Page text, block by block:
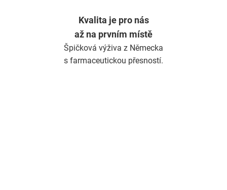
p
i
s
u
Kvalita je pro nás
až na prvním místě
Špičková výživa z Německa
s farmaceutickou přesností.